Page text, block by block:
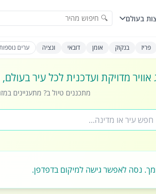
בעולם 🔍 חיפוש מהיר
פריז בנקוק אומן דובאי ונציה ערים
אוויר מדויקת ועדכנית לכל עיר
מתכננים טיול ב? מתעניינים
נסה לאפשר גישה למיקום בדפדפן.